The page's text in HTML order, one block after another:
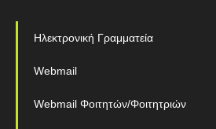
Ηλεκτρονική Γραμματεία
Webmail
Webmail Φοιτητών/Φοιτητριών